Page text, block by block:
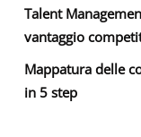
Talent
vantaggio
Mappatura delle
in 5 step